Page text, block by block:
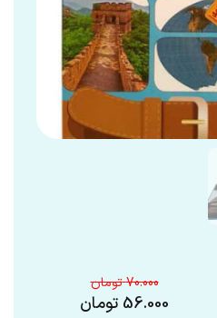
70.000
56.000 تومان